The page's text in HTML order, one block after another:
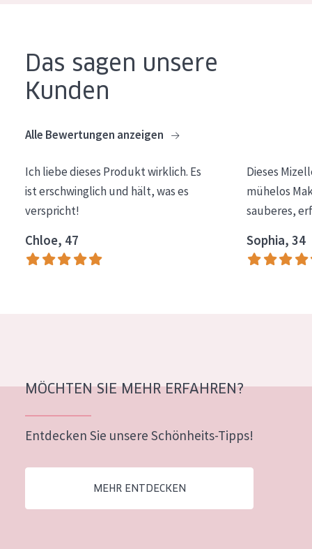
Lift+
Expert
HAUTTYP
Normale bis trockene Haut
Mischhaut und fettige Haut
Reife Haut
Der Sonne ausgesetzte Haut
Reife Haut
Das sagen unsere
Kunden
Alle Bewertungen anzeigen
Ich liebe dieses Produkt wirklich. Es
ist erschwinglich und hält, was es
verspricht!
Chloe, 47
Dieses
mühelos
sauberes,
Sophia, 34
MÖCHTEN SIE MEHR ERFAHREN?
Entdecken Sie unsere Schönheits-Tipps!
MEHR ENTDECKEN